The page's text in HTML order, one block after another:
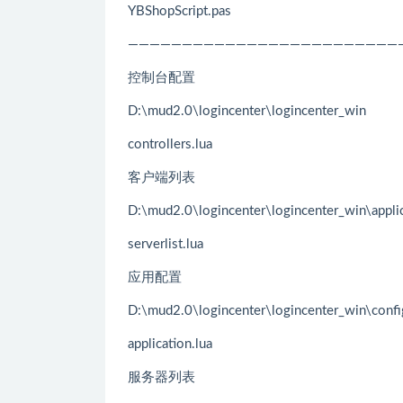
YBShopScript.pas
控制台配置
D:\mud2.0\logincenter\logincenter_win
controllers.lua
客户端列表
serverlist.lua
应用配置
application.lua
服务器列表